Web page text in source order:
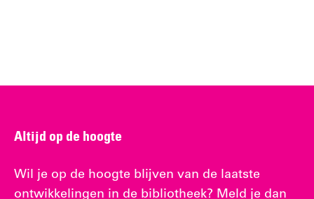
Altijd op de hoogte
Wil je op de hoogte blijven van de laatste
ontwikkelingen in de bibliotheek? Meld je dan